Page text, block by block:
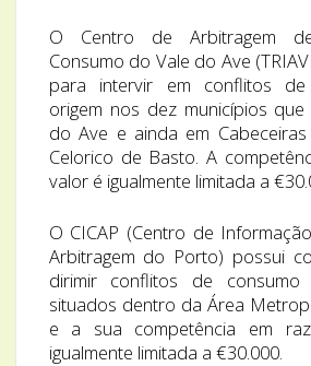
O Centro de Arbitragem
Consumo do Vale do Ave
para intervir em conflitos
origem nos dez municípios
do Ave e ainda em
Celorico de Basto. A
valor é igualmente limitada a
O CICAP (Centro de
Arbitragem do Porto) possui
dirimir conflitos de consumo
situados dentro da Área
e a sua competência em
igualmente limitada a €30.000.